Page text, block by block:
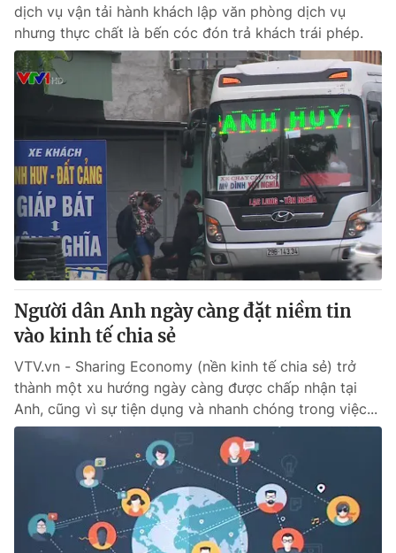
dịch vụ vận tải hành khách lập văn phòng dịch vụ
nhưng thực chất là bến cóc đón trả khách trái phép.
Người dân Anh ngày càng đặt niềm tin
vào kinh tế chia sẻ
VTV.vn - Sharing Economy (nền kinh tế chia sẻ) trở
thành một xu hướng ngày càng được chấp nhận tại
Anh, cũng vì sự tiện dụng và nhanh chóng trong việc...